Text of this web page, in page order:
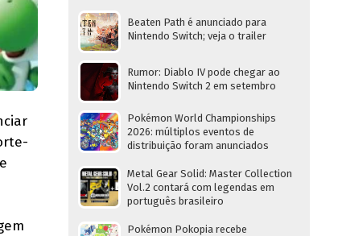
Beaten Path é anunciado para
Nintendo Switch; veja o trailer
Rumor: Diablo IV pode chegar ao
Nintendo Switch 2 em setembro
Pokémon World Championships
2026: múltiplos eventos de
distribuição foram anunciados
Metal Gear Solid: Master Collection
Vol.2 contará com legendas em
português brasileiro
Pokémon Pokopia recebe